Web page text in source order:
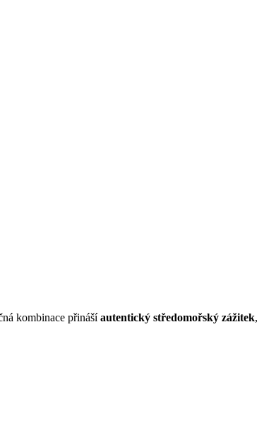
kombinace přinášíautentický středomořský zážitek,